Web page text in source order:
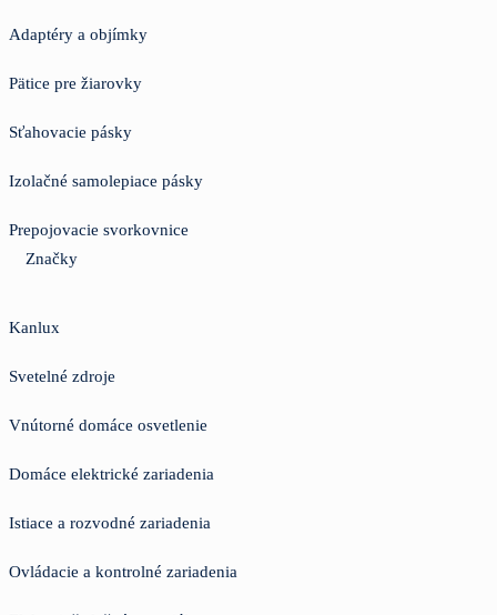
Adaptéry a objímky
Pätice pre žiarovky
Sťahovacie pásky
Izolačné samolepiace pásky
Prepojovacie svorkovnice
Značky
Kanlux
Svetelné zdroje
Vnútorné domáce osvetlenie
Domáce elektrické zariadenia
Istiace a rozvodné zariadenia
Ovládacie a kontrolné zariadenia